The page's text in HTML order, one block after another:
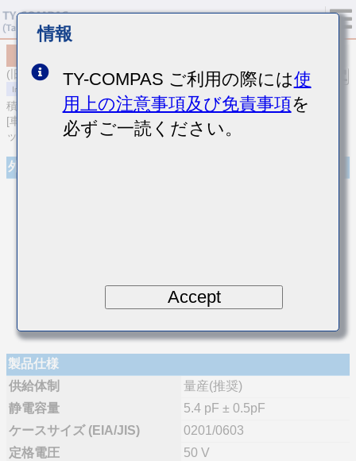
(旧品番 UMK063CH5R4DTHF)
積層セラミックコンデンサ
[車載ボディ/インフォ＆高信頼用 (AEC-Q200 Qualified) 積層セラミ
ックコンデンサ (温度補償用)]
外観
製品仕様
供給体制
量産(推奨)
静電容量
5.4 pF ± 0.5pF
ケースサイズ (EIA/JIS)
0201/0603
定格電圧
50 V
情報
TY-COMPAS ご利用の際には使
用上の注意事項及び免責事項を
必ずご一読ください。
Accept